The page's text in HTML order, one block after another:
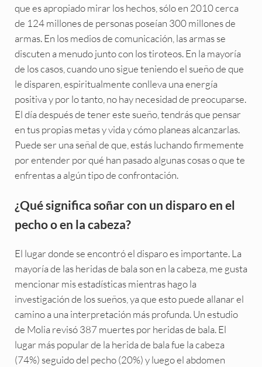
que es apropiado mirar los hechos, sólo en 2010 cerca
de 124 millones de personas poseían 300 millones de
armas. En los medios de comunicación, las armas se
discuten a menudo junto con los tiroteos. En la mayoría
de los casos, cuando uno sigue teniendo el sueño de que
le disparen, espiritualmente conlleva una energía
positiva y por lo tanto, no hay necesidad de preocuparse.
El día después de tener este sueño, tendrás que pensar
en tus propias metas y vida y cómo planeas alcanzarlas.
Puede ser una señal de que, estás luchando firmemente
por entender por qué han pasado algunas cosas o que te
enfrentas a algún tipo de confrontación.
¿Qué significa soñar con un disparo en el
pecho o en la cabeza?
El lugar donde se encontró el disparo es importante. La
mayoría de las heridas de bala son en la cabeza, me gusta
mencionar mis estadísticas mientras hago la
investigación de los sueños, ya que esto puede allanar el
camino a una interpretación más profunda. Un estudio
de Molia revisó 387 muertes por heridas de bala. El
lugar más popular de la herida de bala fue la cabeza
(74%) seguido del pecho (20%) y luego el abdomen